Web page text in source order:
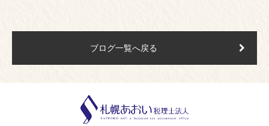
ブログ一覧へ戻る